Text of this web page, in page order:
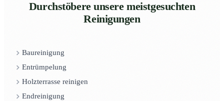
Durchstöbere unsere meistgesuchten
Reinigungen
Baureinigung
Entrümpelung
Holzterrasse reinigen
Endreinigung